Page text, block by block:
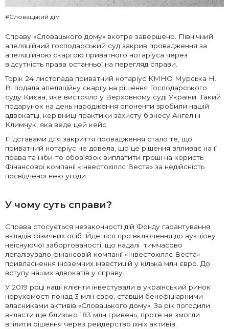
#Словацький дім
Справу «Словацького дому» вкотре завершено. Північний
апеляційний господарський суд закрив провадження за
апеляційною скаргою приватного нотаріуса через
відсутність права останньої на перегляд справи.
Торік 24 листопада приватний нотаріус КМНО Мурська Н.
В. подала апеляційну скаргу на рішення Господарського
суду Києва, яке вистояло у Верховному суді України. Такий
подарунок на день народження опоненти зробили нашій
адвокатці, керівниці практики захисту бізнесу Ангеліні
Климчук, яка веде цей кейс.
Підставами для закриття провадження стало те, що
приватний нотаріус не довела, що це рішення впливає на її
права та ніби-то обов‘язок виплатити гроші на користь
Фінансової компанії «Інвестохіллс Веста» за недійсність
посвідченої нею угоди.
У чому суть справи?
Справа стосується незаконності дій Фонду гарантування
вкладів фізичних осіб. Йдеться про включення до аукціону
неіснуючої заборгованості, що надалі тимчасово
легалізувало фінансовій компанії «Інвестохіллс Веста»
привласнення іноземних інвестицій у кілька млн євро. До
вступу наших адвокатів у справу.
У 2019 році наші клієнти інвестували в український ринок
нерухомості понад 3 млн євро, ставши бенефіціарними
власниками активів «Словацького дому». За рік погодили
вкласти ще близько 183 млн гривень, проте не змогли
втілити рішення через рейдерство їхніх активів.